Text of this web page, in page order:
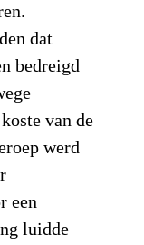
dat
bedreigd
van de
werd
een
luidde